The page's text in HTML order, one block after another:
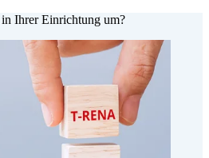
Ihrer Einrichtung um?